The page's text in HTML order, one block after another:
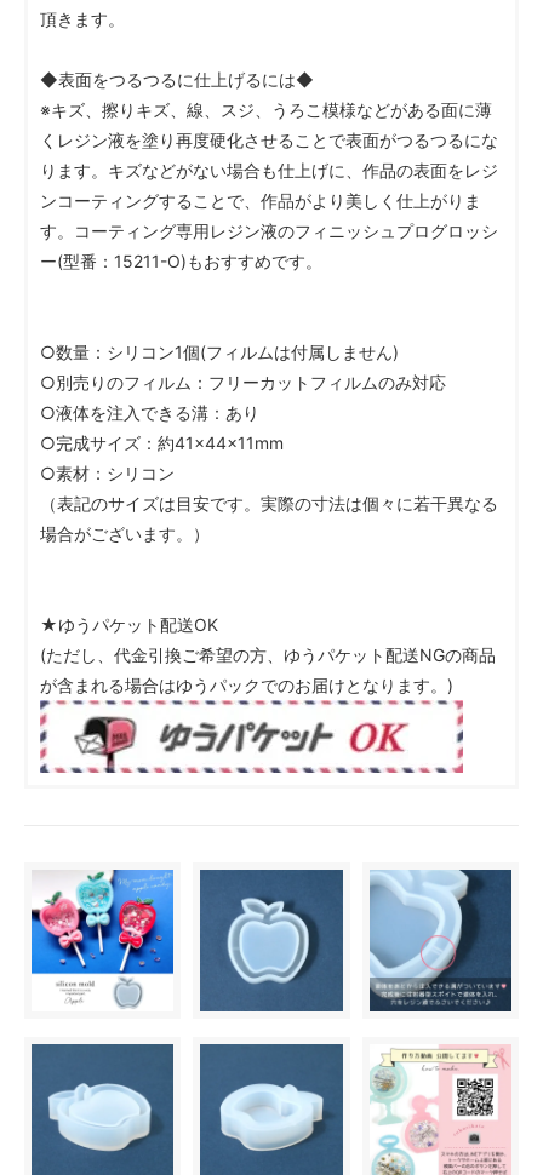
頂きます。
◆表面をつるつるに仕上げるには◆
※キズ、擦りキズ、線、スジ、うろこ模様などがある面に薄
くレジン液を塗り再度硬化させることで表面がつるつるにな
ります。キズなどがない場合も仕上げに、作品の表面をレジ
ンコーティングすることで、作品がより美しく仕上がりま
す。コーティング専用レジン液のフィニッシュプログロッシ
ー(型番：15211-O)もおすすめです。
○数量：シリコン1個(フィルムは付属しません)
○別売りのフィルム：フリーカットフィルムのみ対応
○液体を注入できる溝：あり
○完成サイズ：約41×44×11mm
○素材：シリコン
（表記のサイズは目安です。実際の寸法は個々に若干異なる
場合がございます。）
★ゆうパケット配送OK
(ただし、代金引換ご希望の方、ゆうパケット配送NGの商品
が含まれる場合はゆうパックでのお届けとなります。)